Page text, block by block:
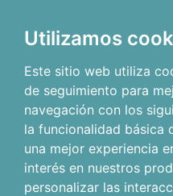
Utilizamos
Este sitio web utiliza
de seguimiento para
navegación con los
la funcionalidad básica
una mejor experiencia
interés en nuestros
personalizar las